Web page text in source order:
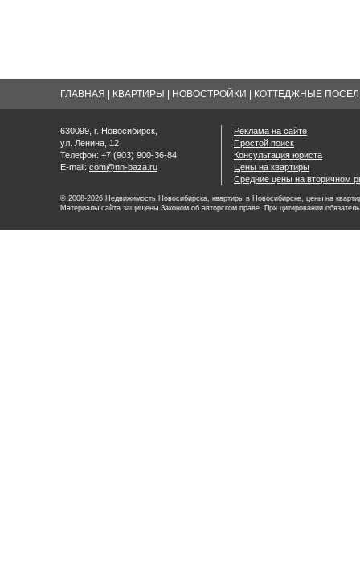
ГЛАВНАЯ КВАРТИРЫ НОВОСТРОЙКИ КОТТЕДЖНЫЕ
630099, г. Новосибирск,
ул. Ленина, 12
Телефон: +7 (903) 900-36-84
E-mail: com@nn-baza.ru
Реклама на сайте
Простой поиск
Консультация юриста
Цены на квартиры
Средние цены на вторичном
© 2008-2026 Недвижимость Новосибирска, квартиры в Новосибирске, цены на
Материалы сайта защищены Законом об авторском праве. При цитировании